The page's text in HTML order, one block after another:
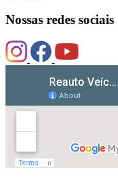
Nossas redes sociais